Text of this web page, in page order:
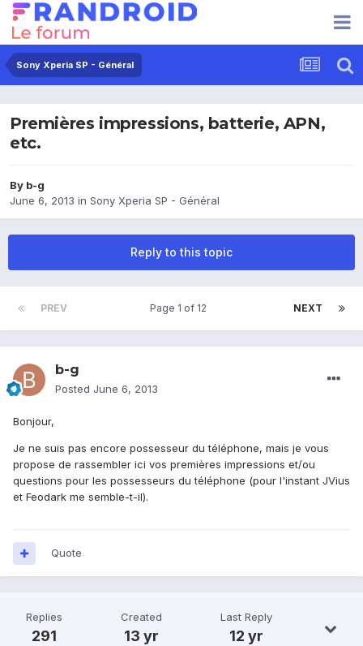
Sony Xperia SP - Général
Premières impressions, batterie, APN,
etc.
By b-g
June 6, 2013 in Sony Xperia SP - Général
Reply to this topic
PREV NEXT
Page 1 of 12
b-g
Posted June 6, 2013
Bonjour,
Je ne suis pas encore possesseur du téléphone, mais je vous
propose de rassembler ici vos premières impressions et/ou
questions pour les possesseurs du téléphone (pour l'instant JVius
et Feodark me semble-t-il).
Quote
Replies
291
Created
13 yr
Last Reply
12 yr